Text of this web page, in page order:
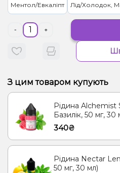
Ментол/Евкаліпт Лід/Холодок,
- +
З цим товаром купують
Рідина Alchemist
Базилік, 50 мг, 30
340₴
Рідина Nectar
50 мг, 30 мл)